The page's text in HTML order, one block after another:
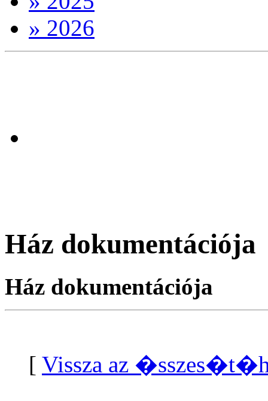
» 2026
Ház dokumentációja
Ház dokumentációja
[ Vissza az